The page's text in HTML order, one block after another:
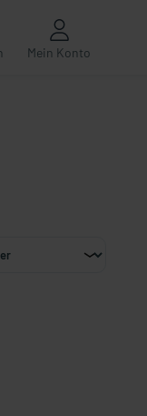
Mein Konto